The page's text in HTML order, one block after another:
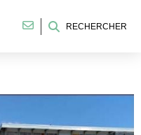
RECHERCHER